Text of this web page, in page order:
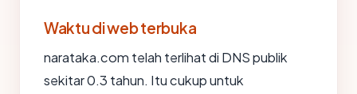
Waktu di web terbuka
narataka.com telah terlihat di DNS publik
sekitar 0.3 tahun. Itu cukup untuk